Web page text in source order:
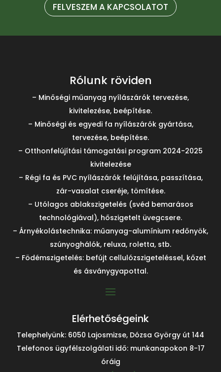
FELVESZEM A KAPCSOLATOT
Rólunk röviden
– Minőségi műanyag nyílászárók tervezése,
kivitelezése, beépítése.
– Minőségi és egyedi fa nyílászárók gyártása,
tervezése, beépítése.
– Otthonfelújítási támogatási program 2024-2025
kivitelezése
– Régi fa és PVC nyílászárók felújítása, passzítása,
zár-vasalat cseréje, tömítése.
– Utólagos ablakszigetelés (svéd bemarásos
technológiával), hőszigetelt üvegcsere.
– Árnyékolástechnika: műanyag-alumínium redőnyök,
szúnyoghálók, reluxa, roletta, stb.
– Födémszigetelés: befújt cellulózszigeteléssel, kőzet
és ásványgyapottal.
Elérhetőségeink
Telephelyünk: 6050 Lajosmizse, Dózsa György út 144
Telefonos ügyfélszolgálati idő: munkanapokon 8-17
óráig